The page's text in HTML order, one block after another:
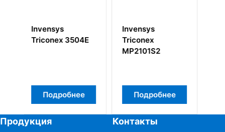
Invensys
Triconex
Подробнее
Invensys
Triconex 3636R
Подробнее
Продукция Контакты